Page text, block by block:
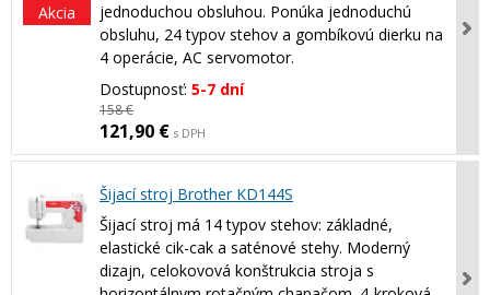
Akcia
jednoduchou obsluhou. Ponúka jednoduchú
obsluhu, 24 typov stehov a gombíkovú dierku na
4 operácie, AC servomotor.
Dostupnosť: 5-7 dní
158 €
121,90 € s DPH
Šijací stroj Brother KD144S
Šijací stroj má 14 typov stehov: základné,
elastické cik-cak a saténové stehy. Moderný
dizajn, celokovová konštrukcia stroja s